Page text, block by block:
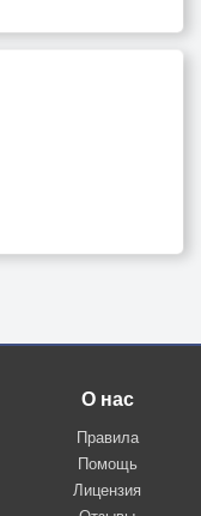
О нас
Правила
Помощь
Лицензия